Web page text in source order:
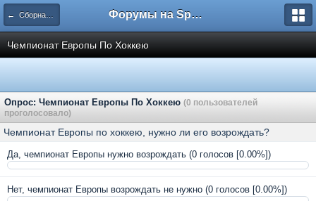
← Сборная России Форумы на Sportbox.ru
Чемпионат Европы По Хоккею
Опрос: Чемпионат Европы По Хоккею (0 пользователей
проголосовало)
Чемпионат Европы по хоккею, нужно ли его возрождать?
Да, чемпионат Европы нужно возрождать (0 голосов [0.00%])
Нет, чемпионат Европы возрождать не нужно (0 голосов [0.00%])